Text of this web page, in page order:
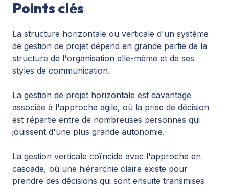
Points clés
La structure horizontale ou verticale d'un système
de gestion de projet dépend en grande partie de la
structure de l'organisation elle-même et de ses
styles de communication.
La gestion de projet horizontale est davantage
associée à l'approche agile, où la prise de décision
est répartie entre de nombreuses personnes qui
jouissent d'une plus grande autonomie.
La gestion verticale coïncide avec l'approche en
cascade, où une hiérarchie claire existe pour
prendre des décisions qui sont ensuite transmises